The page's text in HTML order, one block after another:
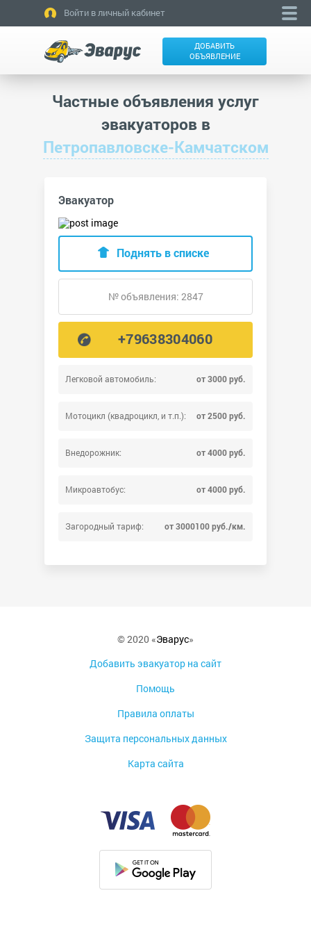
Войти в личный кабинет
ДОБАВИТЬ
ОБЪЯВЛЕНИЕ
Частные объявления услуг
эвакуаторов в
Петропавловске-Камчатском
Эвакуатор
Легковой автомобиль: от 3000 руб.
Мотоцикл (квадроцикл, и т.п.): от 2500 руб.
Внедорожник: от 4000 руб.
Микроавтобус: от 4000 руб.
Загородный тариф: от 3000100 руб./км.
Поднять в списке
№ объявления: 2847
+79638304060
© 2020 «Эварус»
Добавить эвакуатор на сайт
Помощь
Правила оплаты
Защита персональных данных
Карта сайта